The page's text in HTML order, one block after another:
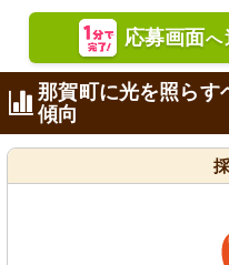
応募画面へ
那賀町に光を照らす
傾向